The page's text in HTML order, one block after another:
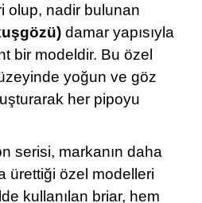
olup, nadir bulunan
damar yapısıyla
bir modeldir. Bu özel
yoğun ve göz
her pipoyu
serisi, markanın daha
ürettiği özel modelleri
kullanılan briar, hem